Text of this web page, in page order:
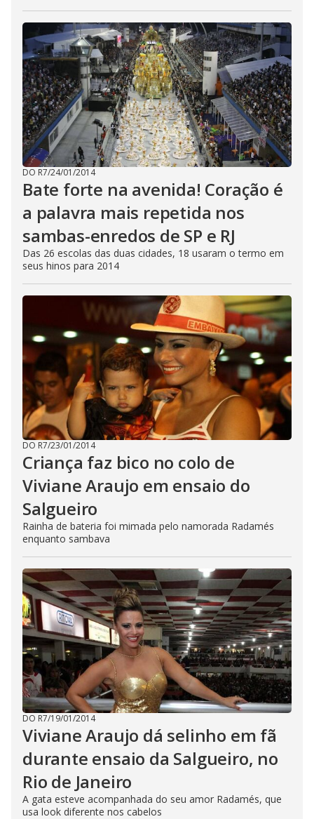
DO R7/24/01/2014
Bate forte na avenida! Coração é
a palavra mais repetida nos
sambas-enredos de SP e RJ
Das 26 escolas das duas cidades, 18 usaram o termo em
seus hinos para 2014
DO R7/23/01/2014
Criança faz bico no colo de
Viviane Araujo em ensaio do
Salgueiro
Rainha de bateria foi mimada pelo namorada Radamés
enquanto sambava
DO R7/19/01/2014
Viviane Araujo dá selinho em fã
durante ensaio da Salgueiro, no
Rio de Janeiro
A gata esteve acompanhada do seu amor Radamés, que
usa look diferente nos cabelos